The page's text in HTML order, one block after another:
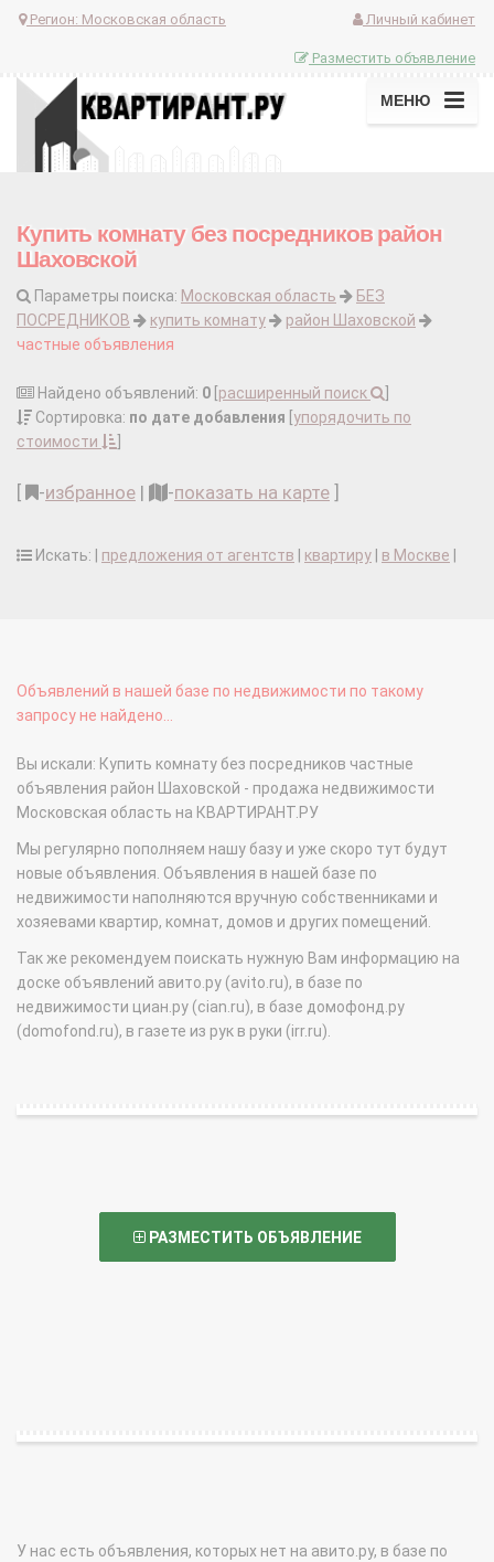
Регион: Московская область Личный кабинет
Разместить объявление
МЕНЮ
Купить комнату без посредников район
Шаховской
Параметры поиска: Московская область
БЕЗ
ПОСРЕДНИКОВ
купить комнату
район Шаховской
частные объявления
Найдено объявлений: 0 расширенный поиск
Сортировка: по дате добавления упорядочить по
стоимости
-избранное | -показать на карте
Искать: | предложения от агентств квартиру в Москве
Объявлений в нашей базе по недвижимости по такому
запросу не найдено...
Вы искали: Купить комнату без посредников частные
объявления район Шаховской - продажа недвижимости
Московская область на КВАРТИРАНТ.РУ
Мы регулярно пополняем нашу базу и уже скоро тут будут
новые объявления. Объявления в нашей базе по
недвижимости наполняются вручную собственниками и
хозяевами квартир, комнат, домов и других помещений.
Так же рекомендуем поискать нужную Вам информацию на
доске объявлений авито.ру (avito.ru), в базе по
недвижимости циан.ру (cian.ru), в базе домофонд.ру
(domofond.ru), в газете из рук в руки (irr.ru).
РАЗМЕСТИТЬ ОБЪЯВЛЕНИЕ
У нас есть объявления, которых нет на авито.ру, в базе по